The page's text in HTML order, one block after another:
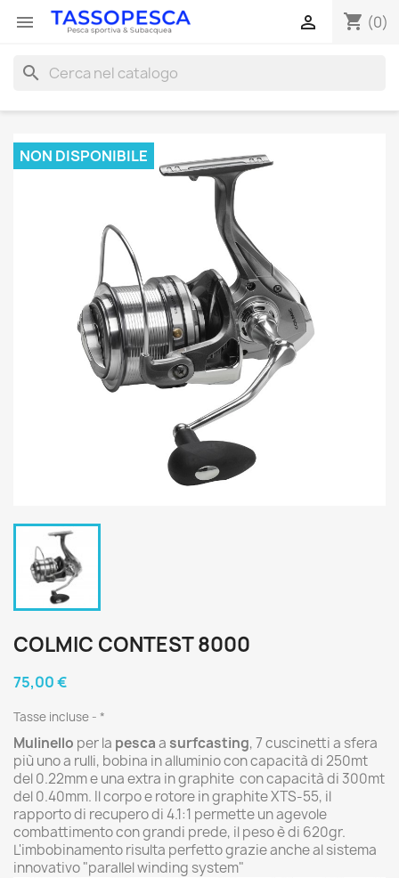
 shopping_cart (0)

search
NON DISPONIBILE
COLMIC CONTEST 8000
75,00 €
Tasse incluse *
Mulinello per la pescaasurfcasting, 7 cuscinetti a sfera
più uno a rulli, bobina in alluminio con capacità di 250mt
del 0.22mm e una extra in graphite con capacità di 300mt
del 0.40mm. Il corpo e rotore in graphite XTS-55, il
rapporto di recupero di 4.1:1 permette un agevole
combattimento con grandi prede, il peso è di 620gr.
L'imbobinamento risulta perfetto grazie anche al sistema
innovativo "parallel winding system"